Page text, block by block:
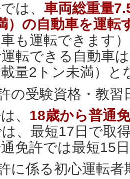
は、 車両総重量
）の自動車を運転
も運転できます）
転できる自動車
量2トン未満）と
の受験資格・教習
、 18歳から普通
、最短17日で取
通免許では最短15
に係る初心運転者